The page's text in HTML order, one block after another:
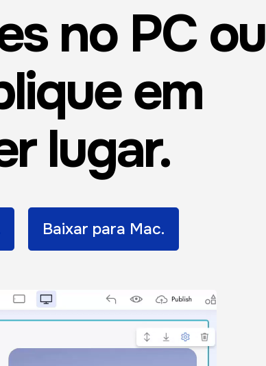
no PC ou
em
lugar.
Baixar para Mac.